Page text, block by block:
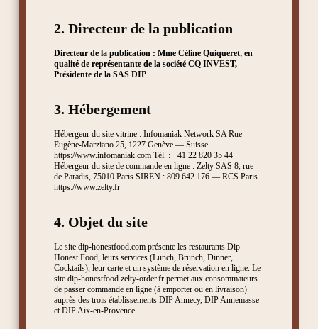
2. Directeur de la publication
Directeur de la publication : Mme Céline Quiqueret, en
qualité de représentante de la société CQ INVEST,
Présidente de la SAS DIP
3. Hébergement
Hébergeur du site vitrine : Infomaniak Network SA Rue
Eugène-Marziano 25, 1227 Genève — Suisse
https://www.infomaniak.com Tél. : +41 22 820 35 44
Hébergeur du site de commande en ligne : Zelty SAS 8, rue
de Paradis, 75010 Paris SIREN : 809 642 176 — RCS Paris
https://www.zelty.fr
4. Objet du site
Le site dip-honestfood.com présente les restaurants Dip
Honest Food, leurs services (Lunch, Brunch, Dinner,
Cocktails), leur carte et un système de réservation en ligne. Le
site dip-honestfood.zelty-order.fr permet aux consommateurs
de passer commande en ligne (à emporter ou en livraison)
auprès des trois établissements DIP Annecy, DIP Annemasse
et DIP Aix-en-Provence.